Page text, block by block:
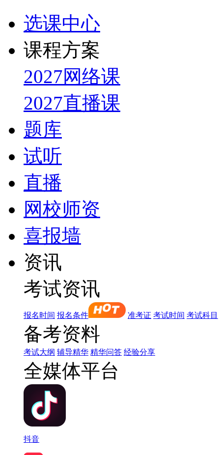
选课中心
课程方案
2027网络课
2027直播课
题库
试听
直播
网校师资
喜报墙
资讯
考试资讯
报名时间 报名条件 准考证 考试时间 考试科目
备考资料
考试大纲 辅导精华 精华问答 经验分享
全媒体平台
抖音